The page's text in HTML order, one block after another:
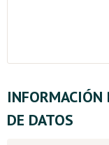
INFORMACIÓN
DE DATOS